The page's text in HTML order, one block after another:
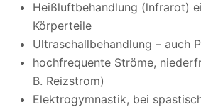
Heißluftbehandlung (lnfrarot)
Körperteile
Ultraschallbehandlung – auch
hochfrequente Ströme,
B. Reizstrom)
Elektrogymnastik, bei